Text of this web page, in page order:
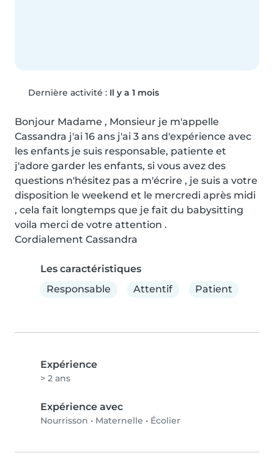
Dernière activité : Il y a 1 mois
Bonjour Madame , Monsieur je m'appelle
Cassandra j'ai 16 ans j'ai 3 ans d'expérience avec
les enfants je suis responsable, patiente et
j'adore garder les enfants, si vous avez des
questions n'hésitez pas a m'écrire , je suis a votre
disposition le weekend et le mercredi après midi
, cela fait longtemps que je fait du babysitting
voila merci de votre attention .
Cordialement Cassandra
Les caractéristiques
Responsable
Attentif Patient
Expérience
> 2 ans
Expérience avec
Nourrisson • Maternelle • Écolier